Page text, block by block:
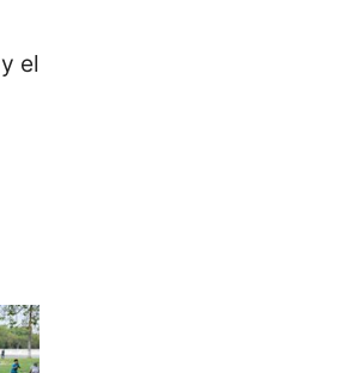
el